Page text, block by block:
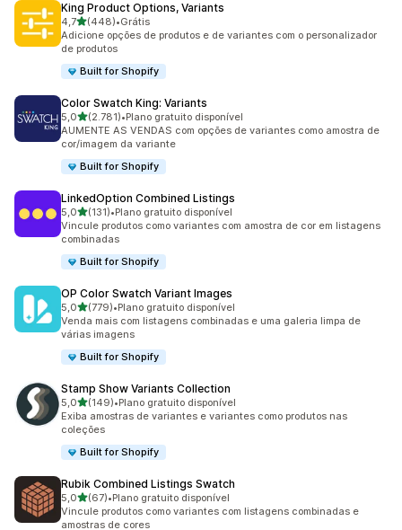
King Product Options, Variants
4,7de 5 estrelas
(448)
448 avaliações ao todo
•Grátis
Adicione opções de produtos e de variantes com o personalizador
de produtos
Built for Shopify
Color Swatch King: Variants
5,0de 5 estrelas
(2.781)
2781 avaliações ao todo
•Plano gratuito disponível
AUMENTE AS VENDAS com opções de variantes como amostra de
cor/imagem da variante
Built for Shopify
LinkedOption Combined Listings
5,0de 5 estrelas
(131)
131 avaliações ao todo
•Plano gratuito disponível
Vincule produtos como variantes com amostra de cor em listagens
combinadas
Built for Shopify
OP Color Swatch Variant Images
5,0de 5 estrelas
(779)
779 avaliações ao todo
•Plano gratuito disponível
Venda mais com listagens combinadas e uma galeria limpa de
várias imagens
Built for Shopify
Stamp Show Variants Collection
5,0de 5 estrelas
(149)
149 avaliações ao todo
•Plano gratuito disponível
Exiba amostras de variantes e variantes como produtos nas
coleções
Built for Shopify
Rubik Combined Listings Swatch
5,0de 5 estrelas
(67)
67 avaliações ao todo
•Plano gratuito disponível
Vincule produtos como variantes com listagens combinadas e
amostras de cores